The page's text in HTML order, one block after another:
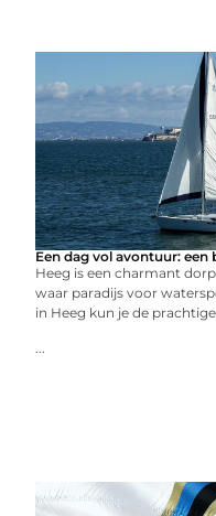
Een dag vol avontuur: een
Heeg is een charmant
waar paradijs voor
in Heeg kun je de
...